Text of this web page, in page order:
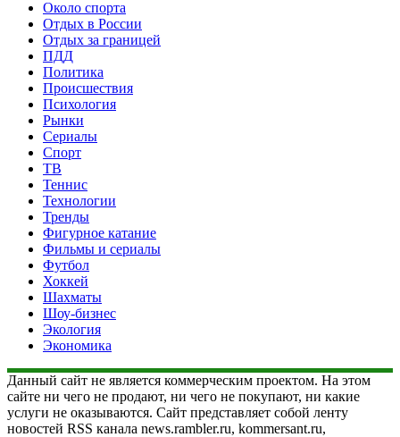
Около спорта
Отдых в России
Отдых за границей
ПДД
Политика
Происшествия
Психология
Рынки
Сериалы
Спорт
ТВ
Теннис
Технологии
Тренды
Фигурное катание
Фильмы и сериалы
Футбол
Хоккей
Шахматы
Шоу-бизнес
Экология
Экономика
Данный сайт не является коммерческим проектом. На этом
сайте ни чего не продают, ни чего не покупают, ни какие
услуги не оказываются. Сайт представляет собой ленту
новостей RSS канала news.rambler.ru, kommersant.ru,